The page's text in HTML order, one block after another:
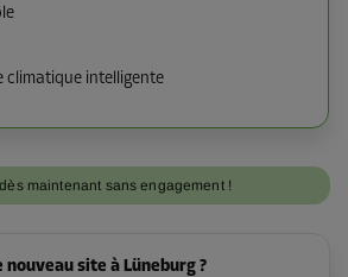
climatique intelligente
maintenant sans engagement !
site à Lüneburg ?